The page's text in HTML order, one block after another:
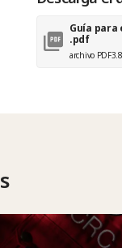
Guía para
.pdf
archivo PDF